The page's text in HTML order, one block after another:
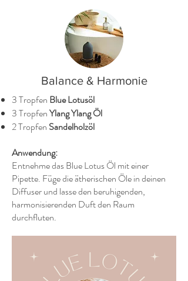
Balance & Harmonie
3 Tropfen Blue Lotusöl
3 TropfenYlang Ylang Öl
2 Tropfen Sandelholzöl
Anwendung:
Entnehme das Blue Lotus Öl mit einer
Pipette. Füge die ätherischen Öle in deinen
Diffuser und lasse den beruhigenden,
harmonisierenden Duft den Raum
durchfluten.